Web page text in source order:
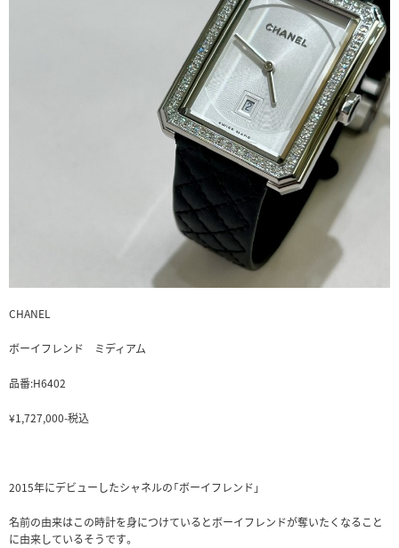
CHANEL
ボーイフレンド ミディアム
品番:H6402
¥1,727,000-税込
2015年にデビューしたシャネルの「ボーイフレンド」
名前の由来はこの時計を身につけているとボーイフレンドが奪いたくなること
に由来しているそうです。